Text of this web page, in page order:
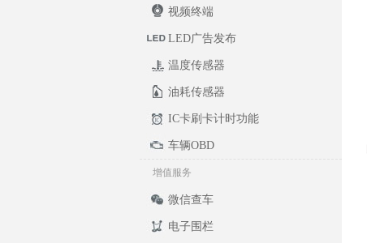
视频终端
LED广告发布
温度传感器
油耗传感器
IC卡刷卡计时功能
车辆OBD
增值服务
微信查车
电子围栏